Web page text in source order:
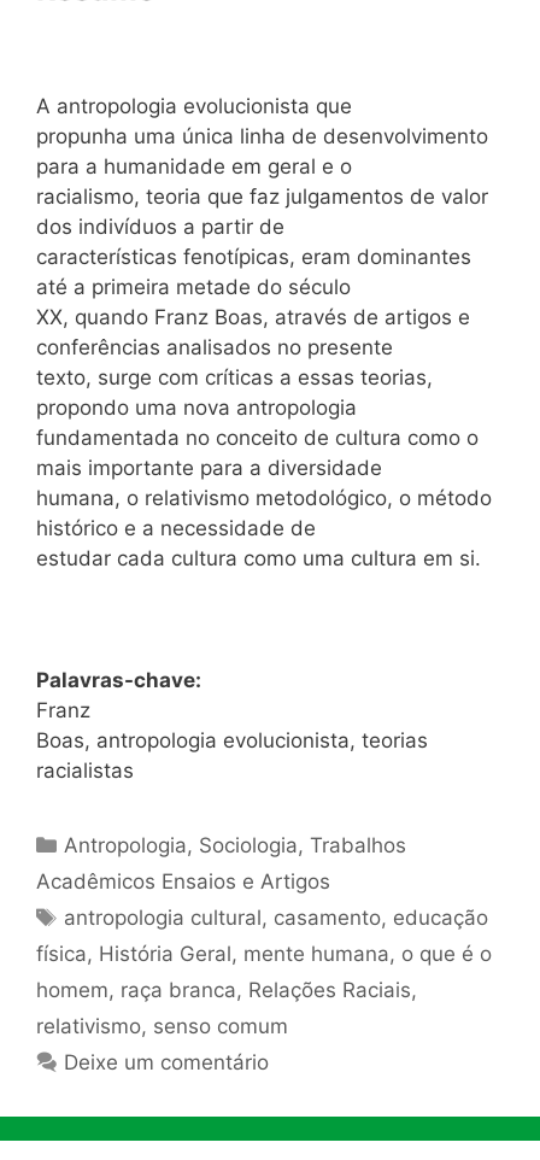
A antropologia evolucionista que
propunha uma única linha de desenvolvimento
para a humanidade em geral e o
racialismo, teoria que faz julgamentos de valor
dos indivíduos a partir de
características fenotípicas, eram dominantes
até a primeira metade do século
XX, quando Franz Boas, através de artigos e
conferências analisados no presente
texto, surge com críticas a essas teorias,
propondo uma nova antropologia
fundamentada no conceito de cultura como o
mais importante para a diversidade
humana, o relativismo metodológico, o método
histórico e a necessidade de
estudar cada cultura como uma cultura em si.
Palavras-chave:
Franz
Boas, antropologia evolucionista, teorias
racialistas
Categorias
Antropologia, Sociologia,Trabalhos
Acadêmicos Ensaios e Artigos
Tags
antropologia cultural, casamento, educação
física, História Geral, mente humana, o que é o
homem, raça branca, Relações Raciais,
relativismo, senso comum
Deixe um comentário